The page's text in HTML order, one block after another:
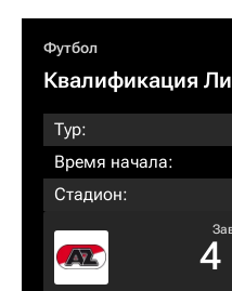
Футбол
Квалификация
Тур:
Время начала:
Стадион:
4